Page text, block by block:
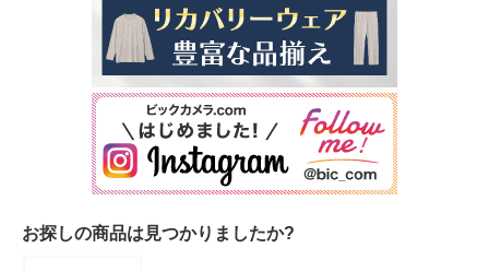
お探しの商品は見つかりましたか?